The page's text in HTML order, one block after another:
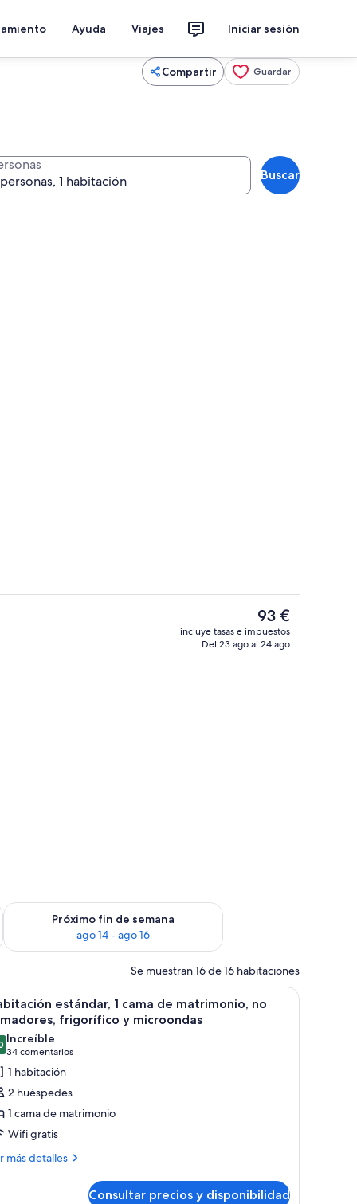
Ayuda Viajes Iniciar sesión
Compartir Guardar
Buscar
de matrimonio, no fumadores, bañera de hidromasaje | Caja fuerte,
El
precio
actual
93 €
incluye tasas e impuestos
Del 23 ago al 24 ago
semana, ago 7 - ago 9
Próximo fin de semana
ago 14 - ago 16
Consulta la disponibilidad para el próximo fin de semana,
Se muestran 16 de 16 habitaciones
una silla y un televisor.Habitación de hotel con una cama, dos
4
estándar, 1 cama de matrimonio, no
frigorífico y microondas
de 10
Increíble
34 comentarios
(34 comentarios)
1 habitación
2 huéspedes
1 cama de matrimonio
Wifi gratis
más detalles
Consultar precios y disponibilidad